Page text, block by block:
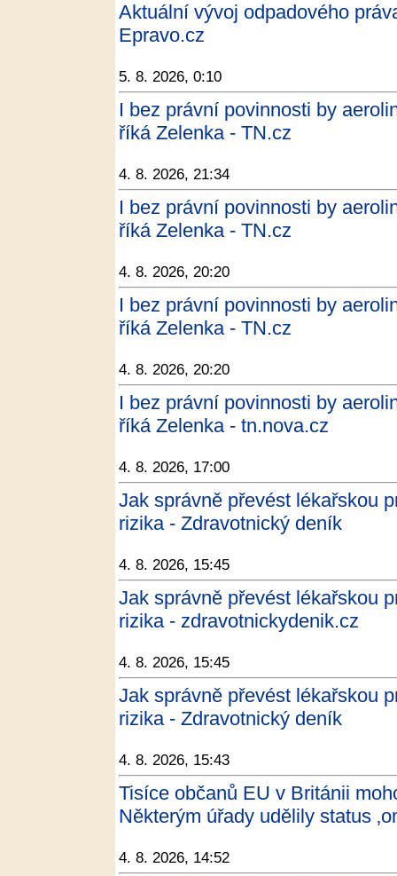
Aktuální vývoj odpadového
Epravo.cz
5. 8. 2026, 0:10
I bez právní povinnosti by
říká Zelenka - TN.cz
4. 8. 2026, 21:34
I bez právní povinnosti by
říká Zelenka - TN.cz
4. 8. 2026, 20:20
I bez právní povinnosti by
říká Zelenka - TN.cz
4. 8. 2026, 20:20
I bez právní povinnosti by
říká Zelenka - tn.nova.cz
4. 8. 2026, 17:00
Jak správně převést lékařskou
rizika - Zdravotnický deník
4. 8. 2026, 15:45
Jak správně převést lékařskou
rizika - zdravotnickydenik.cz
4. 8. 2026, 15:45
Jak správně převést lékařskou
rizika - Zdravotnický deník
4. 8. 2026, 15:43
Tisíce občanů EU v Británii
Některým úřady udělily status
4. 8. 2026, 14:52